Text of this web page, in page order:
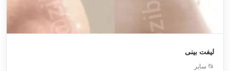
لیفت بینی
📂 سایر